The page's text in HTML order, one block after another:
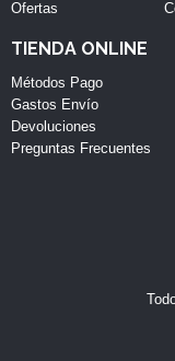
Ofertas
TIENDA ONLINE
Métodos Pago
Gastos Envío
Devoluciones
Preguntas Frecuentes